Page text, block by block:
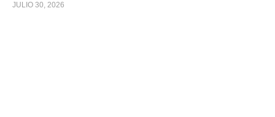
JULIO 30, 2026